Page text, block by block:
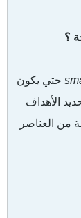
؟
حتي يكون
الأهداف
من العناصر